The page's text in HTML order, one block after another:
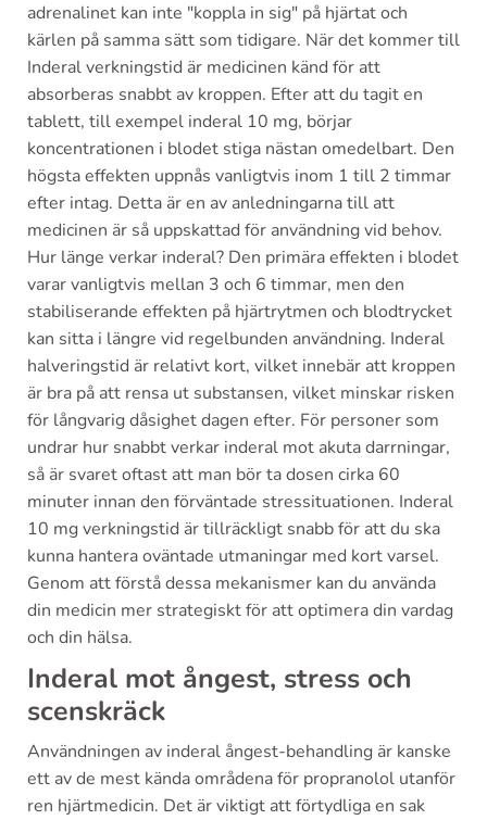
adrenalinet kan inte "koppla in sig" på hjärtat och
kärlen på samma sätt som tidigare. När det kommer till
Inderal verkningstid är medicinen känd för att
absorberas snabbt av kroppen. Efter att du tagit en
tablett, till exempel inderal 10 mg, börjar
koncentrationen i blodet stiga nästan omedelbart. Den
högsta effekten uppnås vanligtvis inom 1 till 2 timmar
efter intag. Detta är en av anledningarna till att
medicinen är så uppskattad för användning vid behov.
Hur länge verkar inderal? Den primära effekten i blodet
varar vanligtvis mellan 3 och 6 timmar, men den
stabiliserande effekten på hjärtrytmen och blodtrycket
kan sitta i längre vid regelbunden användning. Inderal
halveringstid är relativt kort, vilket innebär att kroppen
är bra på att rensa ut substansen, vilket minskar risken
för långvarig dåsighet dagen efter. För personer som
undrar hur snabbt verkar inderal mot akuta darrningar,
så är svaret oftast att man bör ta dosen cirka 60
minuter innan den förväntade stressituationen. Inderal
10 mg verkningstid är tillräckligt snabb för att du ska
kunna hantera oväntade utmaningar med kort varsel.
Genom att förstå dessa mekanismer kan du använda
din medicin mer strategiskt för att optimera din vardag
och din hälsa.
Inderal mot ångest, stress och
scenskräck
Användningen av inderal ångest-behandling är kanske
ett av de mest kända områdena för propranolol utanför
ren hjärtmedicin. Det är viktigt att förtydliga en sak